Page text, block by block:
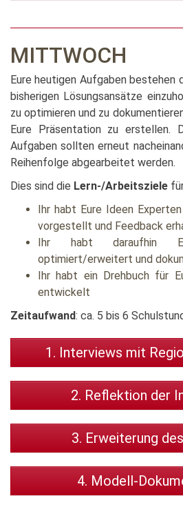
MITTWOCH
Eure heutigen Aufgaben bestehen
bisherigen Lösungsansätze
zu optimieren und zu
Eure Präsentation zu erstellen.
Aufgaben sollten erneut
Reihenfolge abgearbeitet werden.
Dies sind die Lern-/Arbeitsziele
Ihr habt Eure Ideen
vorgestellt und Feedback
Ihr habt daraufhin
optimiert/erweitert und
Ihr habt ein Drehbuch für
entwickelt
Zeitaufwand: ca. 5 bis 6
1. Interviews mit
2. Reflektion der
3. Erweiterung
4. Modell-